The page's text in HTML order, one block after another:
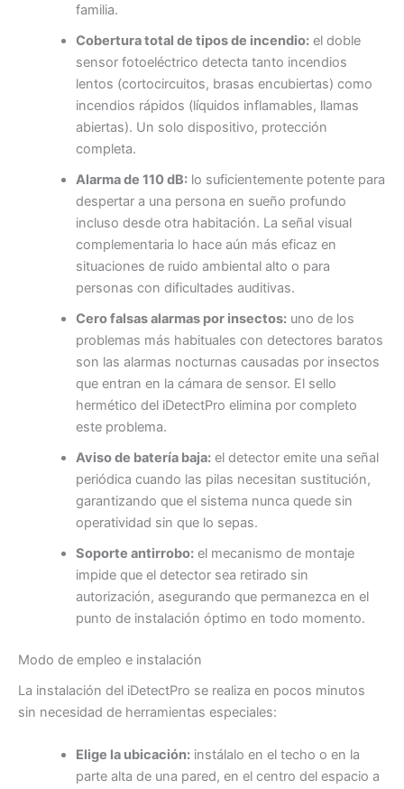
familia.
Cobertura total de tipos de incendio:el doble
sensor fotoeléctrico detecta tanto incendios
lentos (cortocircuitos, brasas encubiertas) como
incendios rápidos (líquidos inflamables, llamas
abiertas). Un solo dispositivo, protección
completa.
Alarma de 110 dB:lo suficientemente potente para
despertar a una persona en sueño profundo
incluso desde otra habitación. La señal visual
complementaria lo hace aún más eficaz en
situaciones de ruido ambiental alto o para
personas con dificultades auditivas.
Cero falsas alarmas por insectos:uno de los
problemas más habituales con detectores baratos
son las alarmas nocturnas causadas por insectos
que entran en la cámara de sensor. El sello
hermético del iDetectPro elimina por completo
este problema.
Aviso de batería baja:el detector emite una señal
periódica cuando las pilas necesitan sustitución,
garantizando que el sistema nunca quede sin
operatividad sin que lo sepas.
Soporte antirrobo:el mecanismo de montaje
impide que el detector sea retirado sin
autorización, asegurando que permanezca en el
punto de instalación óptimo en todo momento.
Modo de empleo e instalación
La instalación del iDetectPro se realiza en pocos minutos
sin necesidad de herramientas especiales:
Elige la ubicación:instálalo en el techo o en la
parte alta de una pared, en el centro del espacio a